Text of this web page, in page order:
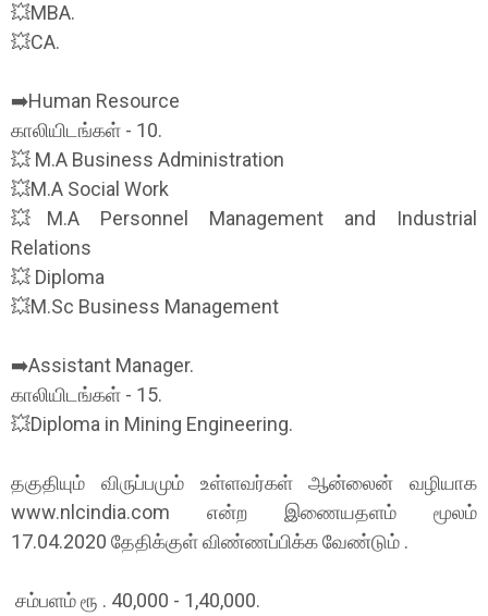
💥MBA.
💥CA.
➡️Human Resource
காலியிடங்கள் - 10.
💥 M.A Business Administration
💥M.A Social Work
💥M.A Personnel Management and Industrial
Relations
💥 Diploma
💥M.Sc Business Management
➡️Assistant Manager.
காலியிடங்கள் - 15.
💥Diploma in Mining Engineering.
தகுதியும் விருப்பமும் உள்ளவர்கள் ஆன்லைன் வழியாக
www.nlcindia.com என்ற இணையதளம் மூலம்
17.04.2020 தேதிக்குள் விண்ணப்பிக்க வேண்டும் .
சம்பளம் ரூ . 40,000 - 1,40,000.